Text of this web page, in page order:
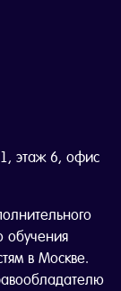
этаж 6, офис
обучения
в Москве.